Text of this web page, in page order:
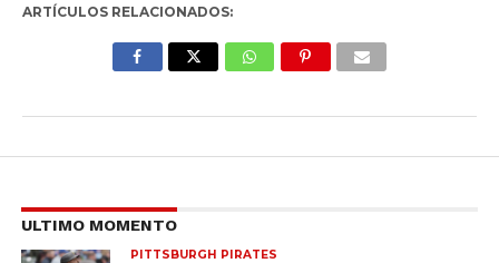
ARTÍCULOS RELACIONADOS:
ULTIMO MOMENTO
PITTSBURGH PIRATES